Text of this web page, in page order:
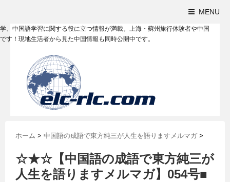
MENU
、中国語学習に関する役に立つ情報が満載。上海・蘇州旅行体験者や中国
す！現地生活者から見た中国情報も同時公開中です。
ホーム > 中国語の成語で東方純三が人生を語りますメルマガ >
☆★☆【中国語の成語で東方純三が
人生を語りますメルマガ】054号■